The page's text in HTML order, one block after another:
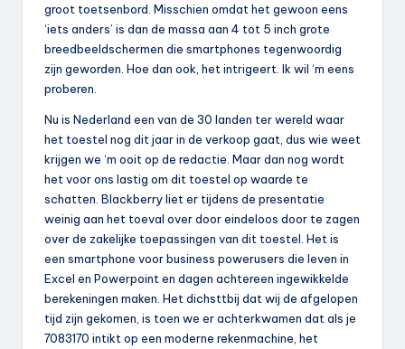
groot toetsenbord. Misschien omdat het gewoon eens
‘iets anders’ is dan de massa aan 4 tot 5 inch grote
breedbeeldschermen die smartphones tegenwoordig
zijn geworden. Hoe dan ook, het intrigeert. Ik wil ‘m eens
proberen.
Nu is Nederland een van de 30 landen ter wereld waar
het toestel nog dit jaar in de verkoop gaat, dus wie weet
krijgen we ‘m ooit op de redactie. Maar dan nog wordt
het voor ons lastig om dit toestel op waarde te
schatten. Blackberry liet er tijdens de presentatie
weinig aan het toeval over door eindeloos door te zagen
over de zakelijke toepassingen van dit toestel. Het is
een smartphone voor business powerusers die leven in
Excel en Powerpoint en dagen achtereen ingewikkelde
berekeningen maken. Het dichsttbij dat wij de afgelopen
tijd zijn gekomen, is toen we er achterkwamen dat als je
7083170 intikt op een moderne rekenmachine, het